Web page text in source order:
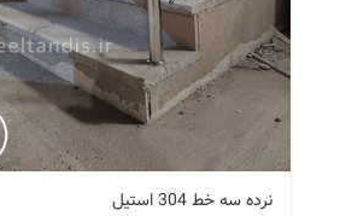
نرده سه خط 304 استیل